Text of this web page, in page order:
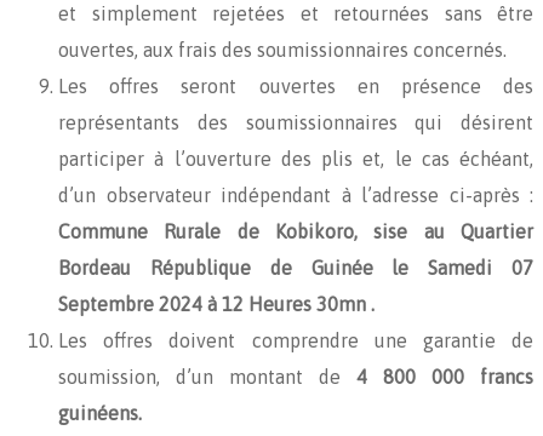
et simplement rejetées et retournées sans être
ouvertes, aux frais des soumissionnaires concernés.
Les offres seront ouvertes en présence des
représentants des soumissionnaires qui désirent
participer à l’ouverture des plis et, le cas échéant,
d’un observateur indépendant à l’adresse ci-après :
Commune Rurale de Kobikoro, sise au Quartier
Bordeau République de Guinéele Samedi 07
Septembre 2024 à 12 Heures 30mn .
Les offres doivent comprendre une garantie de
soumission, d’un montant de 4 800 000 francs
guinéens.